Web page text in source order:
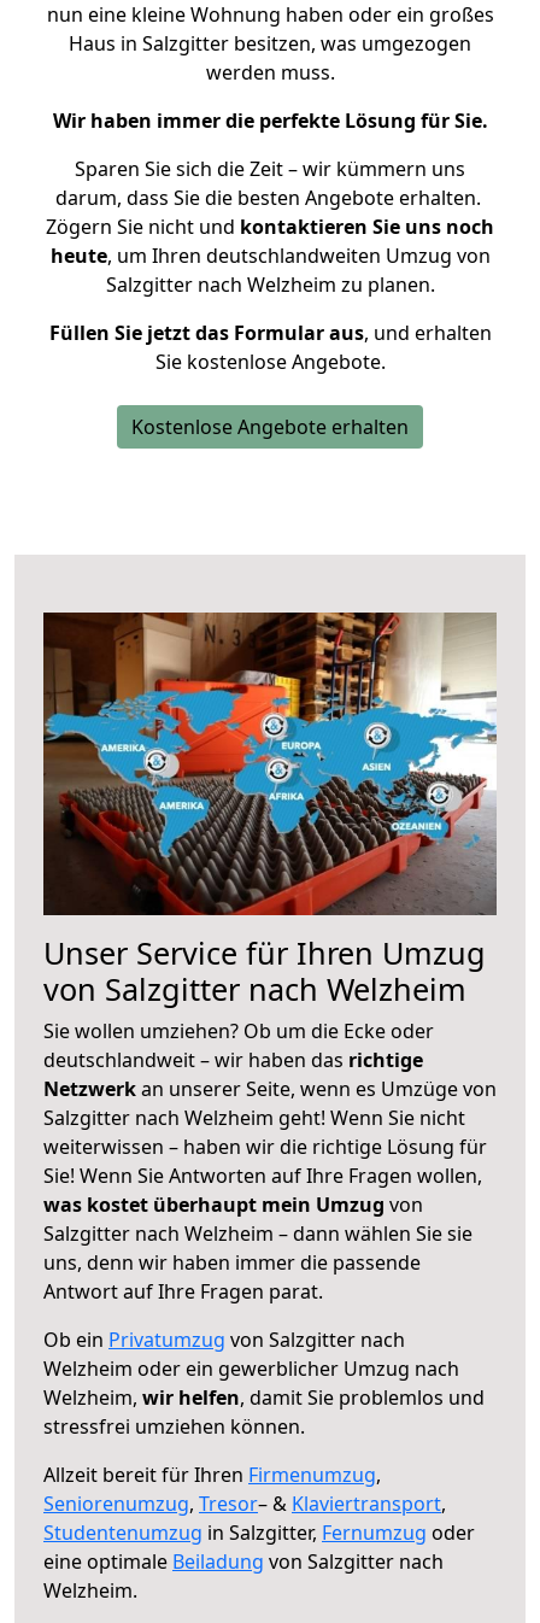
nun eine kleine Wohnung haben oder ein großes
Haus in Salzgitter besitzen, was umgezogen
werden muss.
Wir haben immer die perfekte Lösung für Sie.
Sparen Sie sich die Zeit – wir kümmern uns
darum, dass Sie die besten Angebote erhalten.
Zögern Sie nicht und kontaktieren Sie uns noch
heute, um Ihren deutschlandweiten Umzug von
Salzgitter nach Welzheim zu planen.
Füllen Sie jetzt das Formular aus, und erhalten
Sie kostenlose Angebote.
Kostenlose Angebote erhalten
Unser Service für Ihren Umzug
von Salzgitter nach Welzheim
Sie wollen umziehen? Ob um die Ecke oder
deutschlandweit – wir haben das richtige
Netzwerkan unserer Seite, wenn es Umzüge von
Salzgitter nach Welzheim geht! Wenn Sie nicht
weiterwissen – haben wir die richtige Lösung für
Sie! Wenn Sie Antworten auf Ihre Fragen wollen,
was kostet überhaupt mein Umzug von
Salzgitter nach Welzheim – dann wählen Sie sie
uns, denn wir haben immer die passende
Antwort auf Ihre Fragen parat.
Ob ein Privatumzug von Salzgitter nach
Welzheim oder ein gewerblicher Umzug nach
Welzheim, wir helfen, damit Sie problemlos und
stressfrei umziehen können.
Allzeit bereit für Ihren Firmenumzug,
Seniorenumzug, Tresor– & Klaviertransport,
Studentenumzug in Salzgitter, Fernumzug oder
eine optimale Beiladung von Salzgitter nach
Welzheim.